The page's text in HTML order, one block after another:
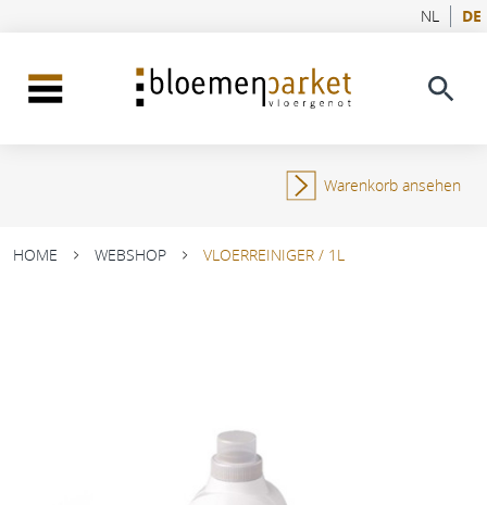
NL DE
Warenkorb ansehen
HOME WEBSHOP VLOERREINIGER / 1L